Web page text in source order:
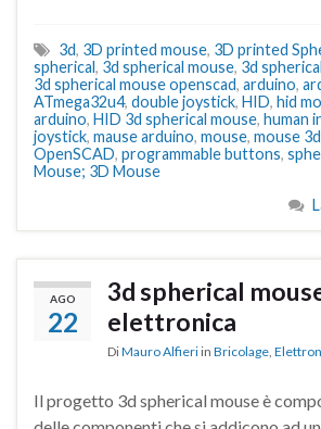
3d, 3D printed mouse, 3D printed
spherical, 3d spherical mouse, 3d
3d spherical mouse openscad, arduino,
ATmega32u4, double joystick, HID, hid
arduino, HID 3d spherical mouse, human
joystick, mause arduino, mouse, mouse 3d
OpenSCAD, programmable buttons,
Mouse; 3D Mouse
AGO
22
3d spherical
elettronica
DiMauro Alfieri in Bricolage
Il progetto 3d spherical mouse è